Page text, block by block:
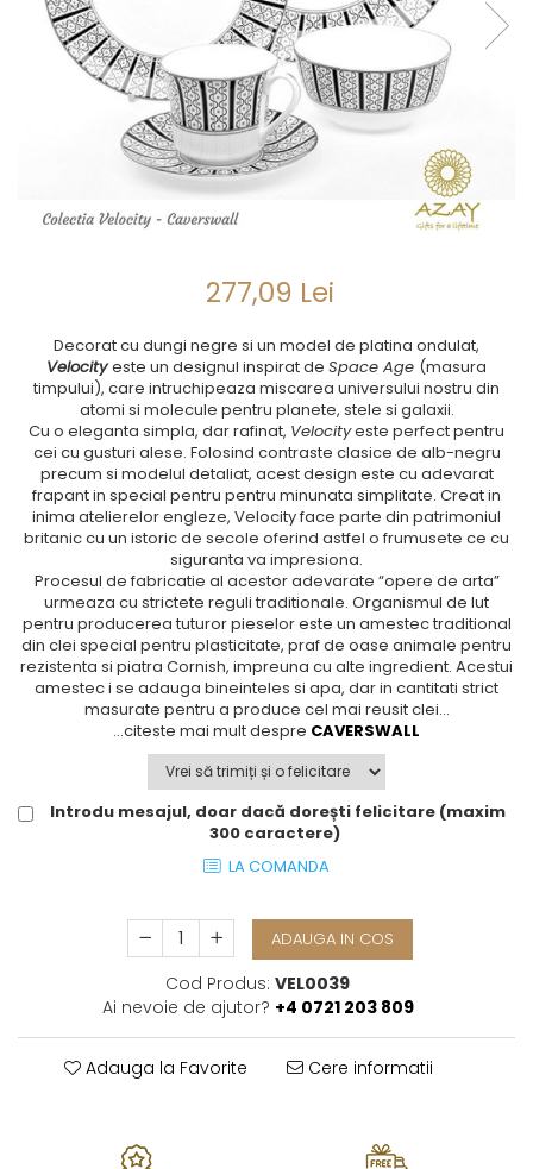
SUB 500
SUB 200
SUB 1000
ACCESORII PENTRU MASĂ
CEASURI DE INTERIOR
OBIECTE DECORATIVE
VAZE DECORATIVE
PRODUSE PENTRU CURĂŢAT
FRAPIERE
PAHARE SI ACCESORII
SET PENTRU BĂUTURI
ACCESORII PENTRU FEMEI
SFEȘNICE
RAME SI ALBUME FOTO
CARAFE
FRUCTIERE ARGINTATE
ACCESORII PENTRU BĂRBAȚI
ACCESORII PENTRU BIROU
AROME DE INTERIOR
SETURI DE CAFEA
BRANDURI
ROYAL ALBERT
MIRANDA KERR
NEW COUNTRY ROSES PINK
ROSECONFETTI
POLKA ROSE
GEORGIA
SAMOA
PIVOINE
ESMERALDA BLANC, GOLD, PLATINUM
CHARDONS GOLD, PLATINUM
HEMISPHERE
KHAZARD OR &AMP; PLATINE
JASPER CONRAN PLATINUM
CHINOISERIE GREEN
BLANC SUR BLANC
LACE GOLD
CORNUCOPIA
INTAGLIO
JASPER CONRAN GOLD
BUTTERFLY BLOOM
CORPURI DE ILUMINAT
TROFEE
BRANDURI
CHINELLI
COLECTII
BOURGOGNE
LUXE
LUCREZIA
ELISA
TONDO DONI
CILI
GIULIA
NETTARE DI VINO
NOTTE DI STELLE
PLINIO
AURIS
PAHARE SI CANI
ACCESORII BIROU
SUPORTURI PENTRU PRAJITURI
CASETE DE BIJUTERII
ARTHUR PRICE OF ENGLAND
WEDGWOOD
ROYAL DOULTON
COLECTII
GOCCIA
VESTA
CORPORATE
FLOWER
BABY COLLECTION
ROSE
LOVE KNOTS SILVER
WITH LOVE SILVER
WITH LOVE BLACK
WITH LOVE WHITE
LOVE KNOTS GOLD
277,09 Lei
Decorat cu dungi negre si un model de platina ondulat,
Velocityeste un designul inspirat de Space Age (masura
timpului), care intruchipeaza miscarea universului nostru din
atomi si molecule pentru planete, stele si galaxii.
Cu o eleganta simpla, dar rafinat, Velocityeste perfect pentru
cei cu gusturi alese. Folosind contraste clasice de alb-negru
precum si modelul detaliat, acest design este cu adevarat
frapant in special pentru pentru minunata simplitate. Creat in
inima atelierelor engleze, Velocity face parte din patrimoniul
britanic cu un istoric de secole oferind astfel o frumusete ce cu
siguranta va impresiona.
Procesul de fabricatie al acestor adevarate “opere de arta”
urmeaza cu strictete reguli traditionale. Organismul de lut
pentru producerea tuturor pieselor este un amestec traditional
din clei special pentru plasticitate, praf de oase animale pentru
rezistenta si piatra Cornish, impreuna cu alte ingredient. Acestui
amestec i se adauga bineinteles si apa, dar in cantitati strict
masurate pentru a produce cel mai reusit clei...
...citeste mai mult despre CAVERSWALL
Introdu mesajul, doar dacă dorești felicitare (maxim
300 caractere)
LA COMANDA
ADAUGA IN COS
Cod Produs: VEL0039
Ai nevoie de ajutor? +4 0721 203 809
Adauga la Favorite Cere informatii